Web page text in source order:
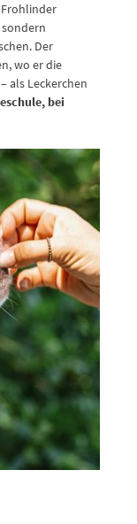
Der
wo er die
als Leckerchen
bei